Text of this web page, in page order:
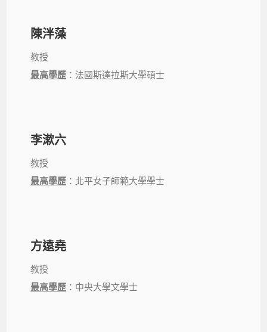
陳泮藻
教授
最高學歷 ：法國斯達拉斯大學碩士
李漱六
教授
最高學歷 ：北平女子師範大學學士
方遠堯
教授
最高學歷 ：中央大學文學士